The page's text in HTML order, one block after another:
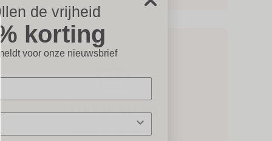
100 punten
Gelukkige verjaardag!
de vrijheid
korting
voor onze nieuwsbrief